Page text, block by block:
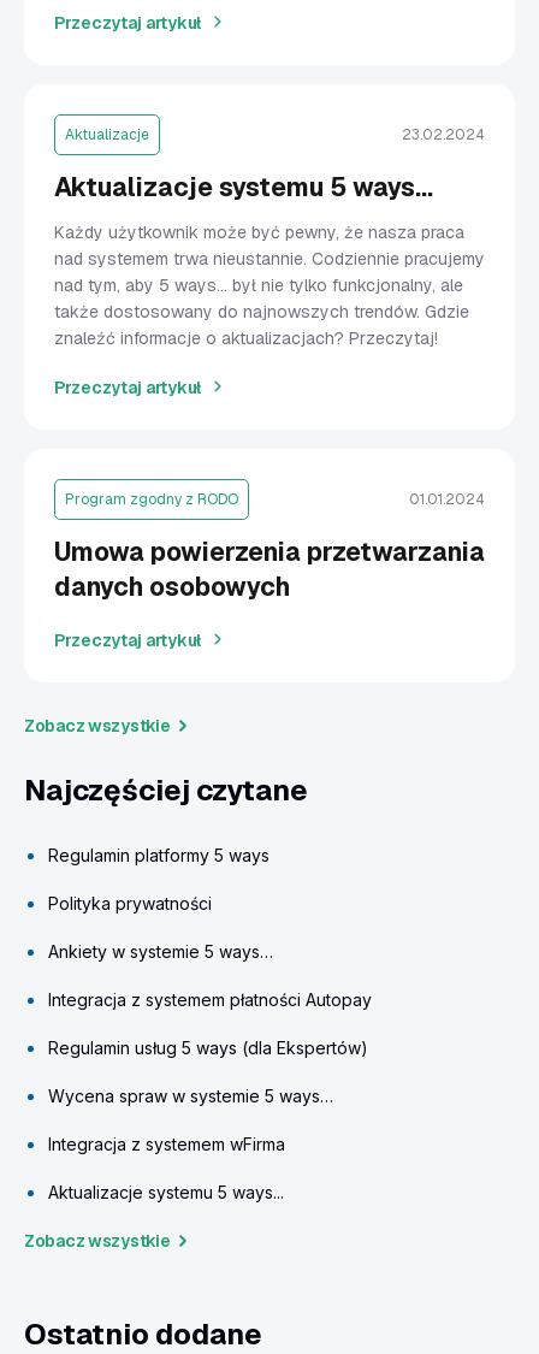
Przeczytaj artykuł
Aktualizacje 23.02.2024
Aktualizacje systemu 5 ways...
Każdy użytkownik może być pewny, że nasza praca
nad systemem trwa nieustannie. Codziennie pracujemy
nad tym, aby 5 ways... był nie tylko funkcjonalny, ale
także dostosowany do najnowszych trendów. Gdzie
znaleźć informacje o aktualizacjach? Przeczytaj!
Przeczytaj artykuł
Program zgodny z RODO 01.01.2024
Umowa powierzenia przetwarzania
danych osobowych
Przeczytaj artykuł
Zobacz wszystkie
Najczęściej czytane
Regulamin platformy 5 ways
Polityka prywatności
Ankiety w systemie 5 ways…
Integracja z systemem płatności Autopay
Regulamin usług 5 ways (dla Ekspertów)
Wycena spraw w systemie 5 ways…
Integracja z systemem wFirma
Aktualizacje systemu 5 ways...
Zobacz wszystkie
Ostatnio dodane